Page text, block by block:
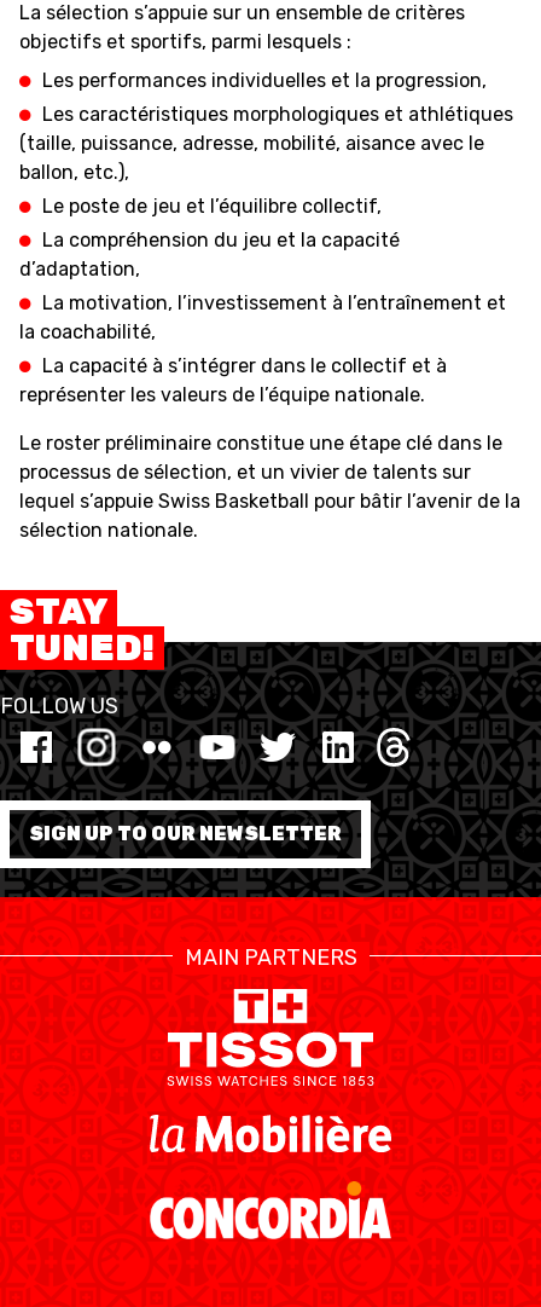
INTÉGRITÉ
La sélection s’appuie sur un ensemble de critères
objectifs et sportifs, parmi lesquels :
Les performances individuelles et la progression,
Les caractéristiques morphologiques et athlétiques
(taille, puissance, adresse, mobilité, aisance avec le
ballon, etc.),
Le poste de jeu et l’équilibre collectif,
La compréhension du jeu et la capacité
d’adaptation,
La motivation, l’investissement à l’entraînement et
la coachabilité,
La capacité à s’intégrer dans le collectif et à
représenter les valeurs de l’équipe nationale.
Le roster préliminaire constitue une étape clé dans le
processus de sélection, et un vivier de talents sur
lequel s’appuie Swiss Basketball pour bâtir l’avenir de la
sélection nationale.
STAY
TUNED!
FOLLOW US
SIGN UP TO OUR NEWSLETTER
MAIN PARTNERS